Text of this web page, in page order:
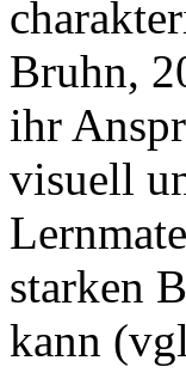
Bruhn,
ihr
visuell
starken
kann